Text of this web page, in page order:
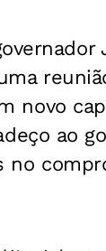
novo
ao